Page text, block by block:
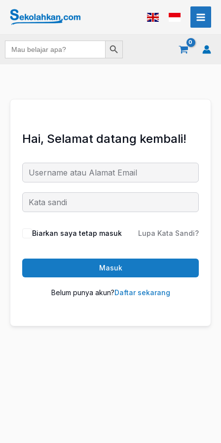
Search
for:
Search Button
Hai, Selamat datang kembali!
Biarkan saya tetap masuk Lupa Kata Sandi?
Masuk
Belum punya akun?Daftar sekarang